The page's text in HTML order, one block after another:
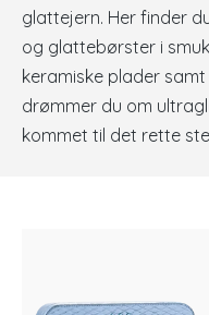
glattejern. Her finder
og glattebørster i
keramiske plader
drømmer du om
kommet til det rette